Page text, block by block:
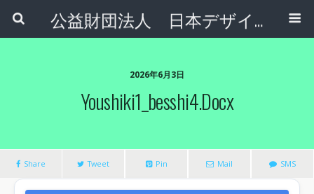
公益財団法人 日本デザインナンバー財団
2026年6月3日
Youshiki1_besshi4.docx
Share Tweet Pin Mail SMS